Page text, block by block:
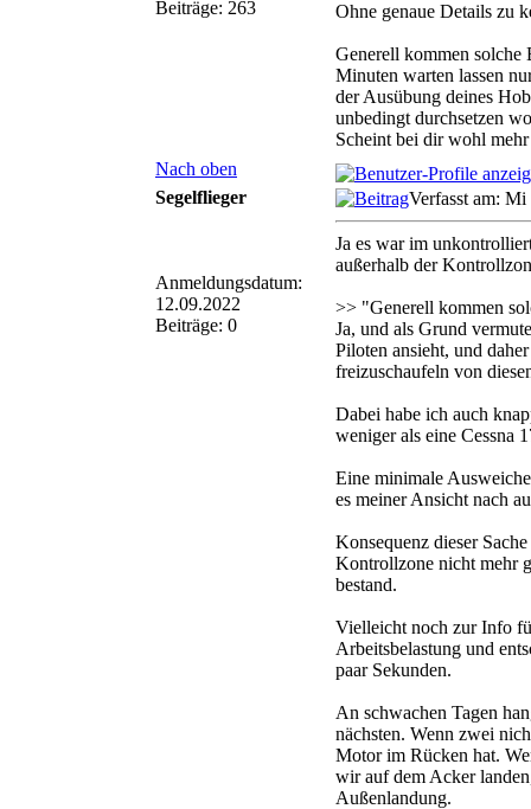
Beiträge: 263
Ohne genaue Details zu
Generell kommen solche
Minuten warten lassen
der Ausübung deines
unbedingt durchsetzen
Scheint bei dir wohl
Nach oben
Segelflieger
Anmeldungsdatum:
12.09.2022
Beiträge: 0
Verfasst am:
Ja es war im
außerhalb der
>> "Generell kommen
Ja, und als Grund
Piloten ansieht, und
freizuschaufeln von
Dabei habe ich auch
weniger als eine Cessna
Eine minimale
es meiner Ansicht nach
Konsequenz dieser
Kontrollzone nicht mehr
bestand.
Vielleicht noch zur Info
Arbeitsbelastung und
paar Sekunden.
An schwachen Tagen
nächsten. Wenn zwei
Motor im Rücken hat.
wir auf dem Acker
Außenlandung.